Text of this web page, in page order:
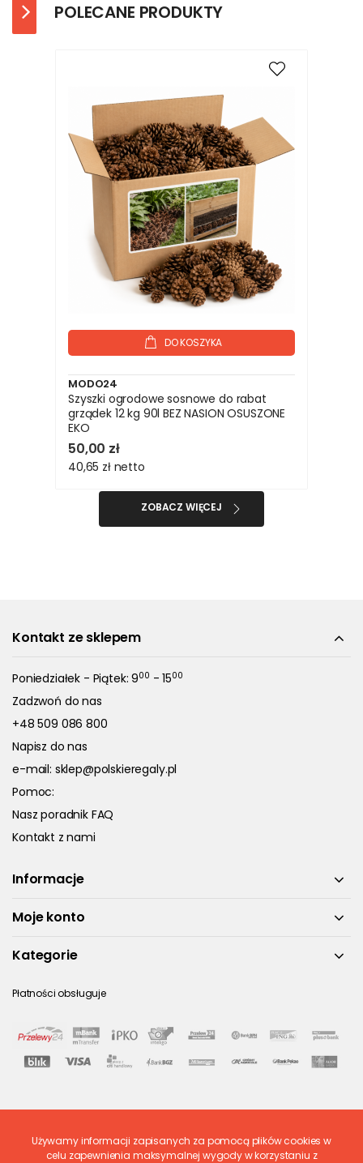
POLECANE PRODUKTY
DO KOSZYKA
MODO24
Szyszki ogrodowe sosnowe do rabat
grządek 12 kg 90l BEZ NASION OSUSZONE
EKO
50,00 zł
40,65 zł netto
ZOBACZ WIĘCEJ
Kontakt ze sklepem
Poniedziałek - Piątek: 900 - 1500
Zadzwoń do nas
+48 509 086 800
Napisz do nas
e-mail: sklep@polskieregaly.pl
Pomoc:
Nasz poradnik FAQ
Kontakt z nami
Informacje
Moje konto
Kategorie
Płatności obsługuje
Ostatnio ocenione
Używamy informacji zapisanych za pomocą plików cookies w
celu zapewnienia maksymalnej wygody w korzystaniu z